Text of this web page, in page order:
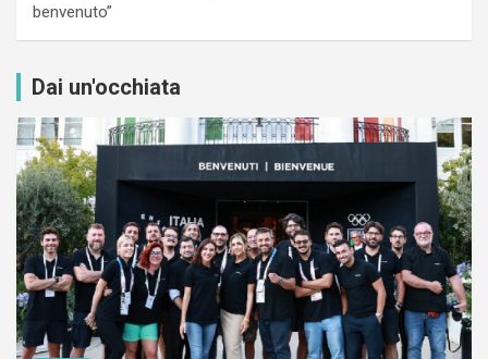
benvenuto”
Dai un'occhiata